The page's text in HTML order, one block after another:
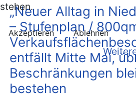
„Neuer Alltag in
– Stufenplan /
entfällt Mitte Mai,
Beschränkungen
bestehen
stehen.
Akzeptieren Ablehnen